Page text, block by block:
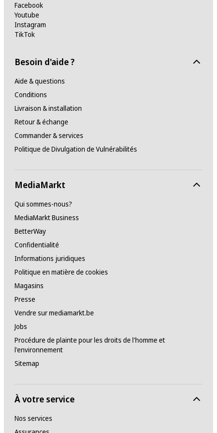
Facebook
Youtube
Instagram
TikTok
Besoin d'aide ?
Aide & questions
Conditions
Livraison & installation
Retour & échange
Commander & services
Politique de Divulgation de Vulnérabilités
MediaMarkt
Qui sommes-nous?
MediaMarkt Business
BetterWay
Confidentialité
Informations juridiques
Politique en matière de cookies
Magasins
Presse
Vendre sur mediamarkt.be
Jobs
Procédure de plainte pour les droits de l'homme et
l'environnement
Sitemap
À votre service
Nos services